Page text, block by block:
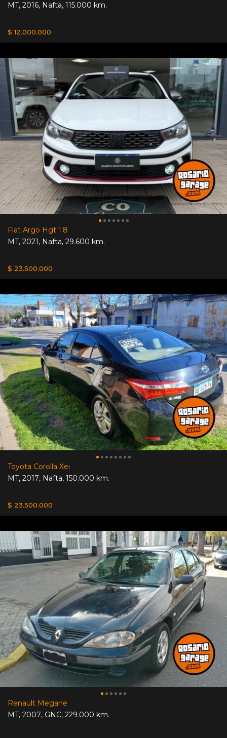
MT, 2016, Nafta, 115.000 km.
$ 12.000.000
Fiat Argo Hgt 1.8
MT, 2021, Nafta, 29.600 km.
$ 23.500.000
Toyota Corolla Xei
MT, 2017, Nafta, 150.000 km.
$ 23.500.000
Renault Megane
MT, 2007, GNC, 229.000 km.